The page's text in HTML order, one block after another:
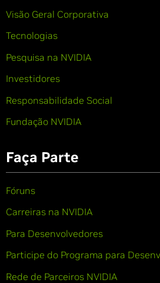
Visão Geral Corporativa
Tecnologias
Pesquisa na NVIDIA
Investidores
Responsabilidade Social
Fundação NVIDIA
Faça Parte
Fóruns
Carreiras na NVIDIA
Para Desenvolvedores
Participe do Programa para
Rede de Parceiros NVIDIA